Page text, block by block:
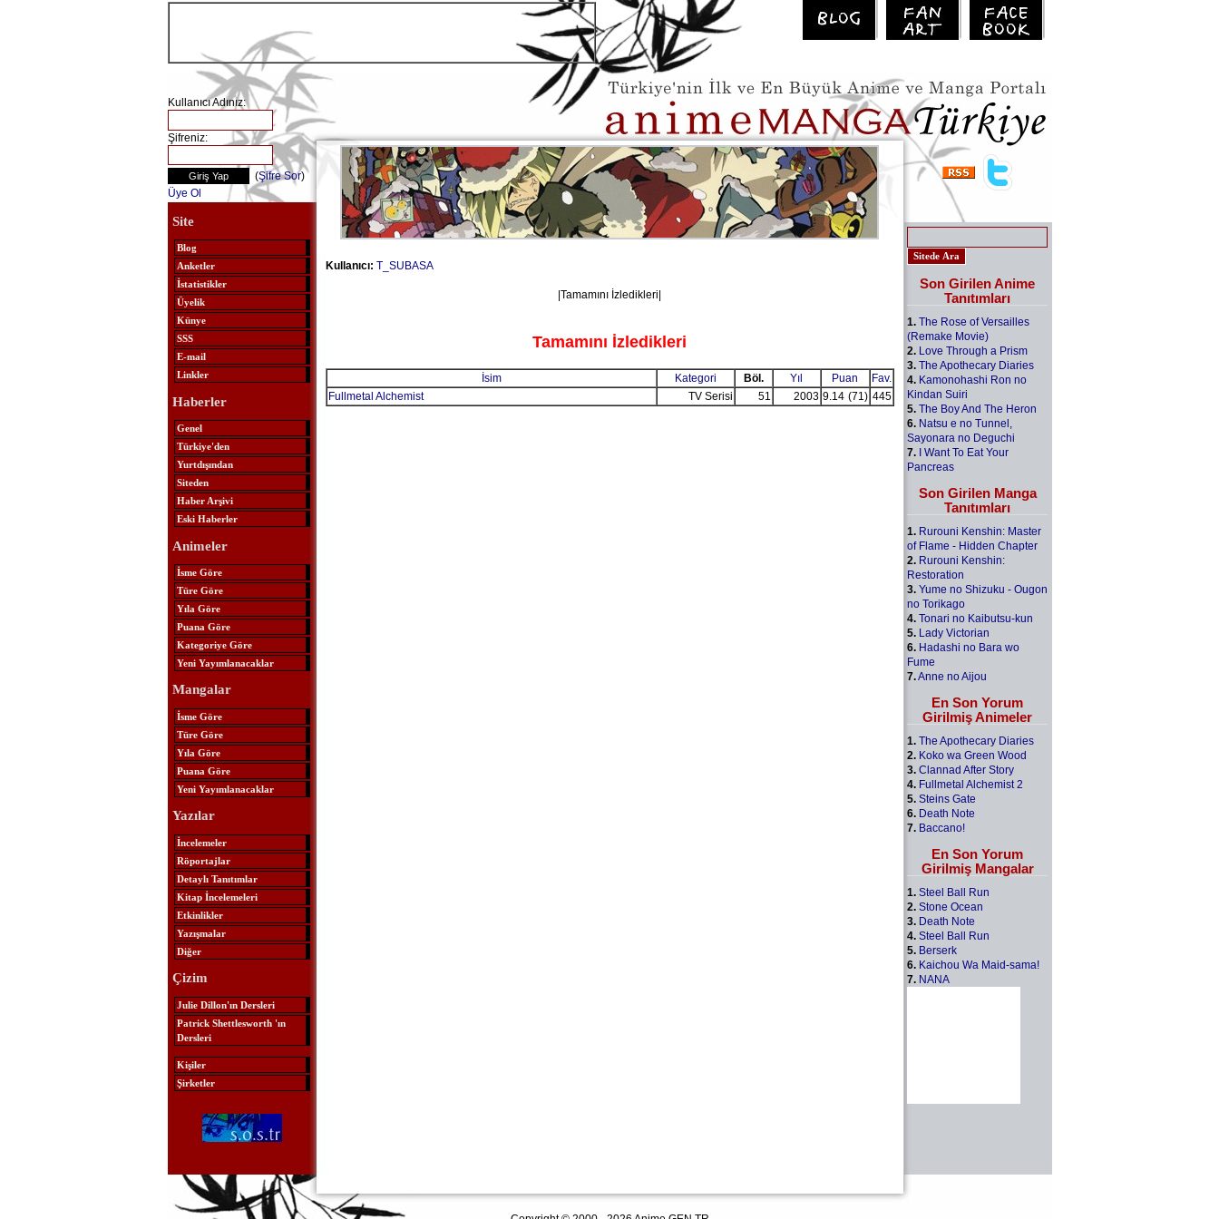
Kullanıcı Adınız:
Şifreniz:
(Şifre Sor)
Üye Ol
Site
Blog
Anketler
İstatistikler
Üyelik
Künye
SSS
E-mail
Linkler
Haberler
Genel
Türkiye'den
Yurtdışından
Siteden
Haber Arşivi
Eski Haberler
Animeler
İsme Göre
Türe Göre
Yıla Göre
Puana Göre
Kategoriye Göre
Yeni Yayımlanacaklar
Mangalar
İsme Göre
Türe Göre
Yıla Göre
Puana Göre
Yeni Yayımlanacaklar
Yazılar
İncelemeler
Röportajlar
Detaylı Tanıtımlar
Kitap İncelemeleri
Etkinlikler
Yazışmalar
Diğer
Çizim
Julie Dillon'ın Dersleri
Patrick Shettlesworth 'ın
Dersleri
Kişiler
Şirketler
Kullanıcı: T_SUBASA
|Tamamını İzledikleri|
Tamamını İzledikleri
İsim Kategori Böl. Yıl Puan
Fav.
Fullmetal Alchemist
TV Serisi 51 2003 9.14 (71) 445
Son Girilen Anime
Tanıtımları
1. The Rose of Versailles
(Remake Movie)
2. Love Through a Prism
3. The Apothecary Diaries
4. Kamonohashi Ron no
Kindan Suiri
5. The Boy And The Heron
6. Natsu e no Tunnel,
Sayonara no Deguchi
7. I Want To Eat Your
Pancreas
Son Girilen Manga
Tanıtımları
1. Rurouni Kenshin: Master
of Flame - Hidden Chapter
2. Rurouni Kenshin:
Restoration
3. Yume no Shizuku - Ougon
no Torikago
4. Tonari no Kaibutsu-kun
5. Lady Victorian
6. Hadashi no Bara wo
Fume
7.Anne no Aijou
En Son Yorum
Girilmiş Animeler
1. The Apothecary Diaries
2. Koko wa Green Wood
3. Clannad After Story
4. Fullmetal Alchemist 2
5. Steins Gate
6. Death Note
7. Baccano!
En Son Yorum
Girilmiş Mangalar
1. Steel Ball Run
2. Stone Ocean
3. Death Note
4. Steel Ball Run
5. Berserk
6. Kaichou Wa Maid-sama!
7. NANA